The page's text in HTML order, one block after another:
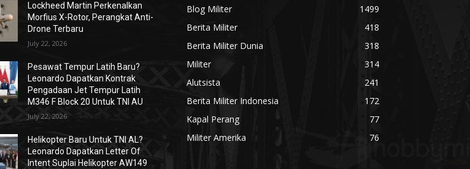
Lockheed Martin Perkenalkan
Morfius X-Rotor, Perangkat Anti-
Drone Terbaru
July 22, 2026
Pesawat Tempur Latih Baru?
Leonardo Dapatkan Kontrak
Pengadaan Jet Tempur Latih
M346 F Block 20 Untuk TNI AU
July 22, 2026
Helikopter Baru Untuk TNI AL?
Leonardo Dapatkan Letter Of
Intent Suplai Helikopter AW149
Blog Militer
1499
Berita Militer
418
Berita Militer Dunia
318
Militer
314
Alutsista
241
Berita Militer Indonesia
172
Kapal Perang
77
Militer Amerika
76